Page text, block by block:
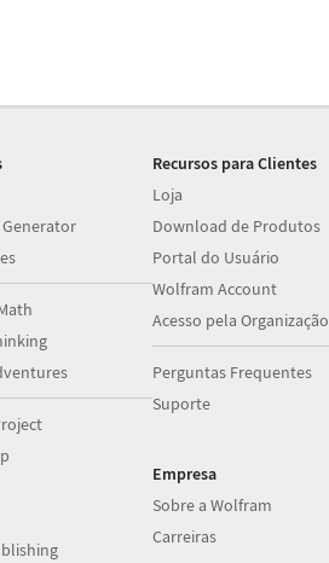
Recursos para Clientes
Loja
Download de Produtos
Portal do Usuário
Wolfram Account
Acesso pela Organização
Perguntas Frequentes
Suporte
Empresa
Sobre a Wolfram
Carreiras